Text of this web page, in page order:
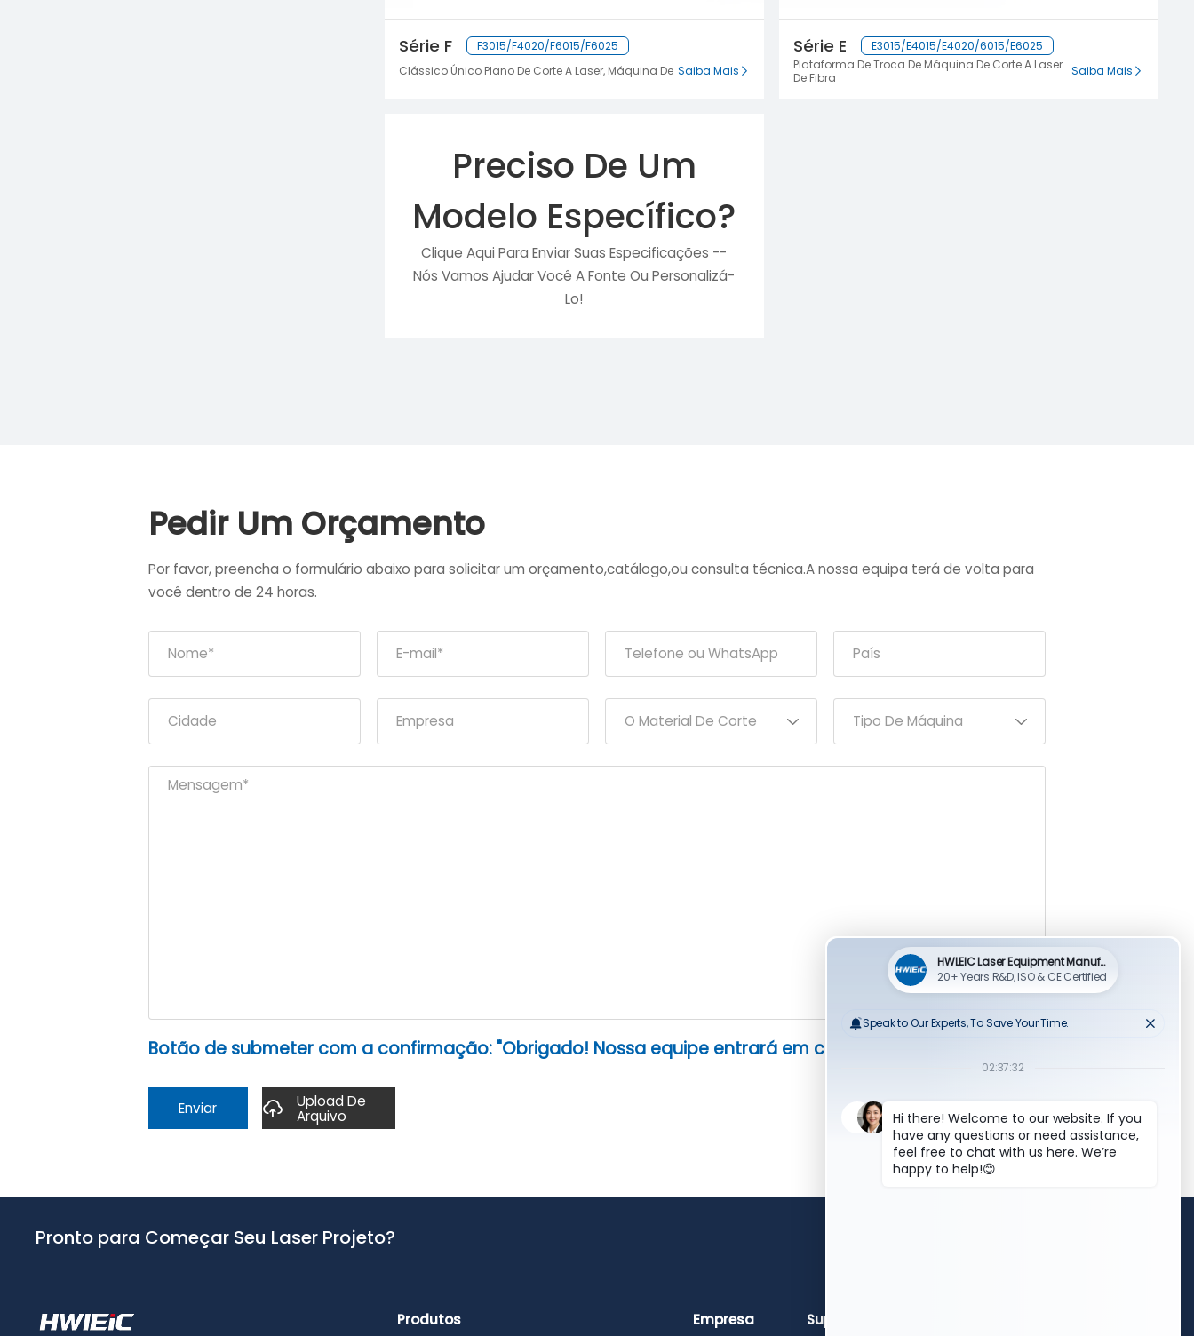
Série F
F3015/F4020/F6015/F6025
Clássico Único Plano De Corte A Laser, Máquina De Saiba Mais
Série E
E3015/E4015/E4020/6015/E6025
Plataforma De Troca De Máquina De Corte A Laser
De Fibra
Saiba Mais
Preciso De Um
Modelo Específico?
Clique Aqui Para Enviar Suas Especificações --
Nós Vamos Ajudar Você A Fonte Ou Personalizá-
Lo!
Pedir Um Orçamento
Por favor, preencha o formulário abaixo para solicitar um orçamento,catálogo,ou consulta técnica.A nossa equipa terá de volta para
você dentro de 24 horas.
Botão de submeter com a confirmação: "Obrigado! Nossa equipe entrará em contato em breve".
Enviar
Upload De
Arquivo
Pronto para Começar Seu Laser Projeto?
Produtos Empresa Suporte